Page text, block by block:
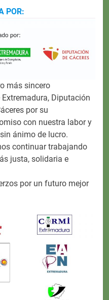
POR:
más sincero
Diputación
por su
con nuestra labor y
ánimo de lucro.
continuar trabajando
justa, solidaria e
por un futuro mejor